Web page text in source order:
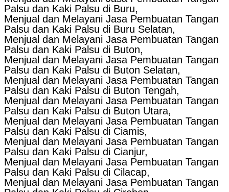
Palsu dan Kaki Palsu di Buru,
Menjual dan Melayani Jasa Pembuatan Tangan
Palsu dan Kaki Palsu di Buru Selatan,
Menjual dan Melayani Jasa Pembuatan Tangan
Palsu dan Kaki Palsu di Buton,
Menjual dan Melayani Jasa Pembuatan Tangan
Palsu dan Kaki Palsu di Buton Selatan,
Menjual dan Melayani Jasa Pembuatan Tangan
Palsu dan Kaki Palsu di Buton Tengah,
Menjual dan Melayani Jasa Pembuatan Tangan
Palsu dan Kaki Palsu di Buton Utara,
Menjual dan Melayani Jasa Pembuatan Tangan
Palsu dan Kaki Palsu di Ciamis,
Menjual dan Melayani Jasa Pembuatan Tangan
Palsu dan Kaki Palsu di Cianjur,
Menjual dan Melayani Jasa Pembuatan Tangan
Palsu dan Kaki Palsu di Cilacap,
Menjual dan Melayani Jasa Pembuatan Tangan